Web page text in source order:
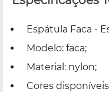
Espátula Faca -
Modelo: faca;
Material: nylon;
Cores